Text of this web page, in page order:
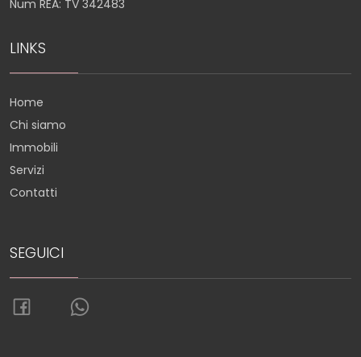
Num REA: TV 342483
LINKS
Home
Chi siamo
Immobili
Servizi
Contatti
SEGUICI